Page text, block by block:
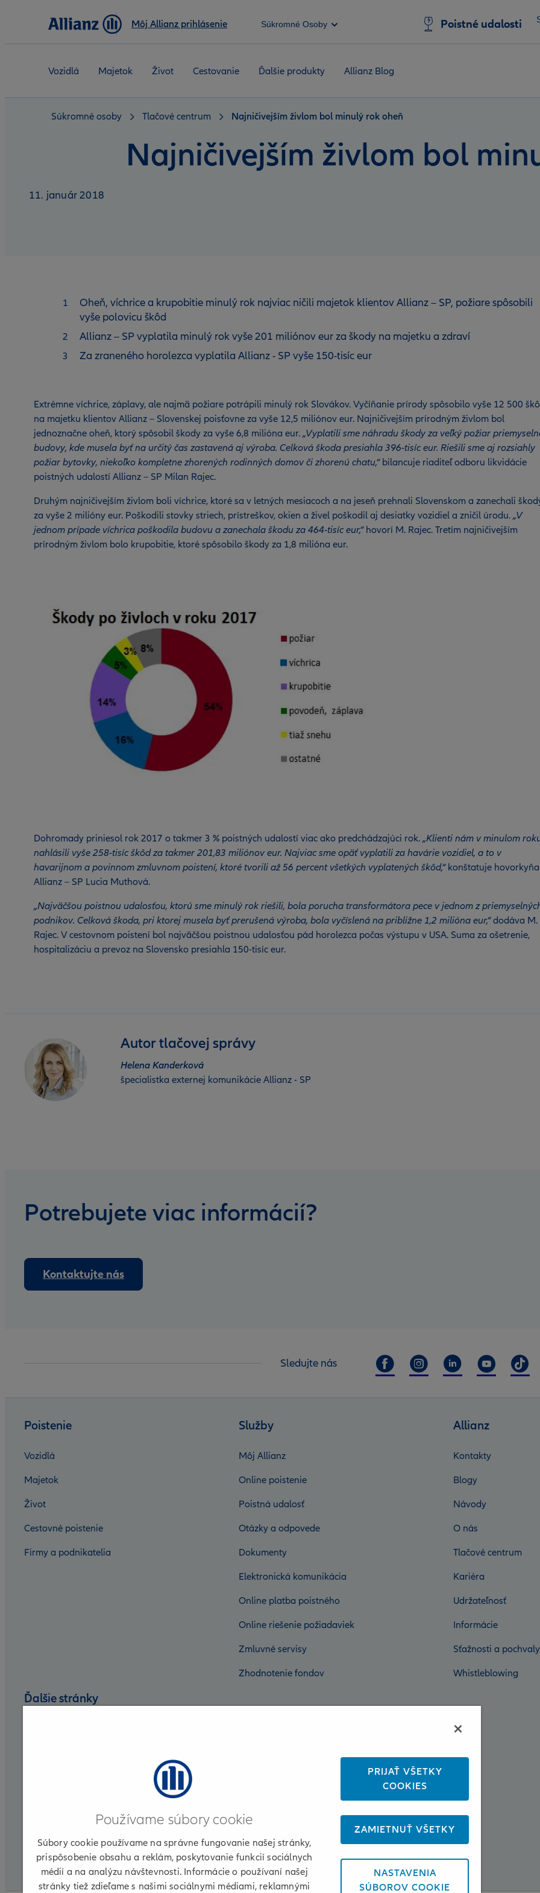
Môj Allianz prihlásenie Súkromné Osoby Poistné udalosti
Vozidlá Majetok Život Cestovanie Ďalšie produkty Allianz Blog
Súkromné osoby Tlačové centrum Najničivejším živlom bol minulý rok oheň
Najničivejším živlom bol
11. január 2018
Oheň, víchrice a krupobitie minulý rok najviac ničili majetok klientov Allianz – SP, požiare spôsobili
vyše polovicu škôd
Allianz – SP vyplatila minulý rok vyše 201 miliónov eur za škody na majetku a zdraví
Za zraneného horolezca vyplatila Allianz - SP vyše 150-tisíc eur
Extrémne víchrice, záplavy, ale najmä požiare potrápili minulý rok Slovákov. Vyčíňanie prírody spôsobilo vyše 12 500
na majetku klientov Allianz – Slovenskej poisťovne za vyše 12,5 miliónov eur. Najničivejším prírodným živlom bol
jednoznačne oheň, ktorý spôsobil škody za vyše 6,8 milióna eur. „Vyplatili sme náhradu škody za veľký požiar
budovy, kde musela byť na určitý čas zastavená aj výroba. Celková škoda presiahla 396-tisíc eur. Riešili sme aj rozsiahly
požiar bytovky, niekoľko kompletne zhorených rodinných domov či zhorenú chatu,“bilancuje riaditeľ odboru likvidácie
poistných udalostí Allianz – SP Milan Rajec.
Druhým najničivejším živlom boli víchrice, ktoré sa v letných mesiacoch a na jeseň prehnali Slovenskom a zanechali
za vyše 2 milióny eur. Poškodili stovky striech, prístreškov, okien a živel poškodil aj desiatky vozidiel a zničil úrodu. „V
jednom prípade víchrica poškodila budovu a zanechala škodu za 464-tisíc eur,“hovorí M. Rajec. Tretím najničivejším
prírodným živlom bolo krupobitie, ktoré spôsobilo škody za 1,8 milióna eur.
Dohromady priniesol rok 2017 o takmer 3 % poistných udalostí viac ako predchádzajúci rok. „Klienti nám v minulom
nahlásili vyše 258-tisíc škôd za takmer 201,83 miliónov eur. Najviac sme opäť vyplatili za havárie vozidiel, a to v
havarijnom a povinnom zmluvnom poistení, ktoré tvorili až 56 percent všetkých vyplatených škôd,“konštatuje hovorkyňa
Allianz – SP Lucia Muthová.
„Najväčšou poistnou udalosťou, ktorú sme minulý rok riešili, bola porucha transformátora pece v jednom z
podnikov. Celková škoda, pri ktorej musela byť prerušená výroba, bola vyčíslená na približne 1,2 milióna eur,“dodáva M.
Rajec. V cestovnom poistení bol najväčšou poistnou udalosťou pád horolezca počas výstupu v USA. Suma za ošetrenie,
hospitalizáciu a prevoz na Slovensko presiahla 150-tisíc eur.
Autor tlačovej správy
Helena Kanderková
špecialistka externej komunikácie Allianz - SP
Potrebujete viac informácií?
Kontaktujte nás
Sledujte nás
Poistenie
Vozidlá
Majetok
Život
Cestovné poistenie
Firmy a podnikatelia
Služby
Môj Allianz
Online poistenie
Poistná udalosť
Otázky a odpovede
Dokumenty
Elektronická komunikácia
Online platba poistného
Online riešenie požiadaviek
Zmluvné servisy
Zhodnotenie fondov
Allianz
Kontakty
Blogy
Návody
O nás
Tlačové centrum
Kariéra
Udržateľnosť
Informácie
Sťažnosti a pochvaly
Whistleblowing
Ďalšie stránky
Partnerská zóna
Používame súbory cookie
Súbory cookie používame na správne fungovanie našej stránky,
prispôsobenie obsahu a reklám, poskytovanie funkcií sociálnych
médií a na analýzu návštevnosti. Informácie o používaní našej
stránky tiež zdieľame s našimi sociálnymi médiami, reklamnými
PRIJAŤ VŠETKY
COOKIES
ZAMIETNUŤ VŠETKY
NASTAVENIA
SÚBOROV COOKIE